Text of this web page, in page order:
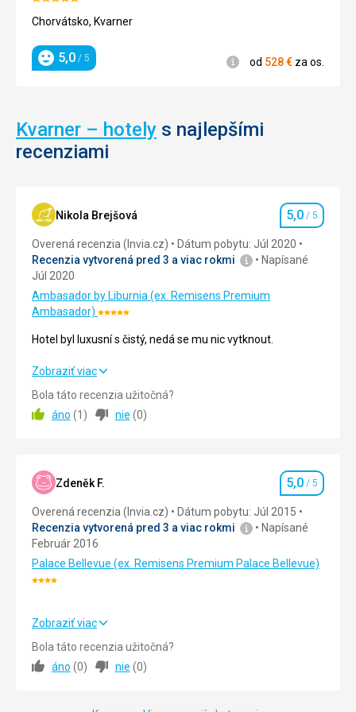
5/5
Chorvátsko, Kvarner
Hodnotenie
5,0 / 5 Informácie
od 528€ za os.
Kvarner – hotely s najlepšími
recenziami
Nikola Brejšová Hodnotenie
5,0 / 5
Overená recenzia (Invia.cz)
Dátum pobytu: Júl 2020
Recenzia vytvorená pred 3 a viac rokmi
Napísané
Júl 2020
Ambasador by Liburnia (ex. Remisens Premium
Ambasador)Hodnotenie:
5/5
Hotel byl luxusní s čistý, nedá se mu nic vytknout.
Hotel byl luxusní s čistý, nedá se mu nic vytknout.
Strava
Služby 5,0/ 5
Cena 5,0
Pláž
moře, Jadran nepřekvapivě čistý a osvěžující.
Strava
Snídaně velmi pestrá a bohatá, ostatní jídla dle širokého
Zobraziť viac
Bola táto recenzia užitočná?
áno (1 ) nie (0)
Zdeněk F. Hodnotenie
5,0 / 5
Overená recenzia (Invia.cz)
Dátum pobytu: Júl 2015
Recenzia vytvorená pred 3 a viac rokmi
Napísané
Február 2016
Palace Bellevue (ex. Remisens Premium Palace Bellevue)
Hodnotenie:
Ubytovanie
Zobraziť viac
Bola táto recenzia užitočná?
áno (0) nie (0)